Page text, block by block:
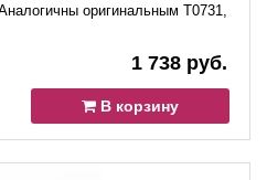
оригинальным T0731,
1 738 руб.
В корзину